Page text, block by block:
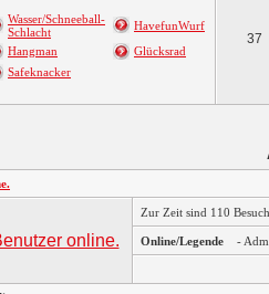
Wasser/Schneeball-
Schlacht
HavefunWurf
Hangman
Glücksrad
Safeknacker
37
Zur Zeit sind 110
Online/Legende -